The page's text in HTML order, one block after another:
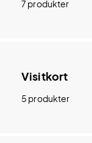
7 produkter
Visitkort
5 produkter